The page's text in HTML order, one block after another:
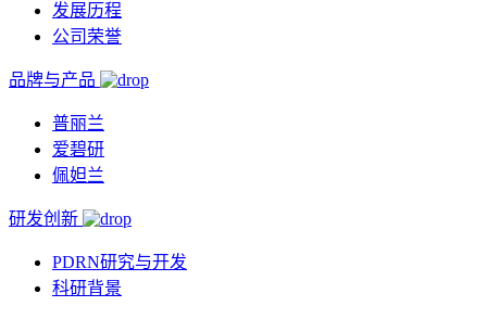
发展历程
公司荣誉
品牌与产品
普丽兰
爱碧研
佩妲兰
研发创新
PDRN研究与开发
科研背景